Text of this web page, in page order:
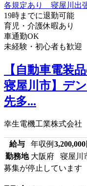
19時までに退勤可能
育児・介護休暇あり
車通勤OK
未経験・初心者も歓迎
【自動車電装
寝屋川市】デ
先多...
幸生電機工業株式会社
給与 年収例 3,200,000
勤務地 大阪府 寝屋川
募集が停止しています